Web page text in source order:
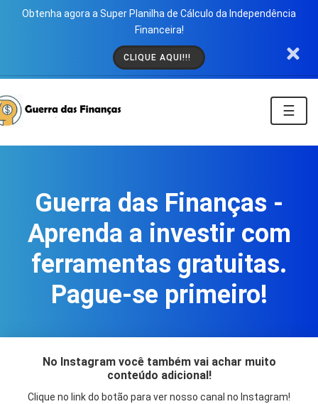
Obtenha agora a Super Planilha de Cálculo da Independência
Financeira!
CLIQUE AQUI!!!
☰
Guerra das Finanças -
Aprenda a investir com
ferramentas gratuitas.
Pague-se primeiro!
No Instagram você também vai achar muito
conteúdo adicional!
Clique no link do botão para ver nosso canal no Instagram!